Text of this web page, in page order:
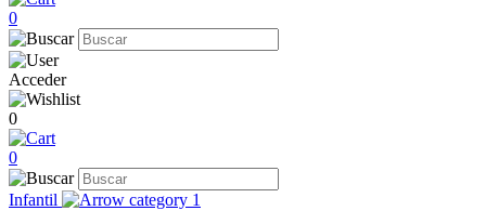
0
Acceder
0
0
Infantil